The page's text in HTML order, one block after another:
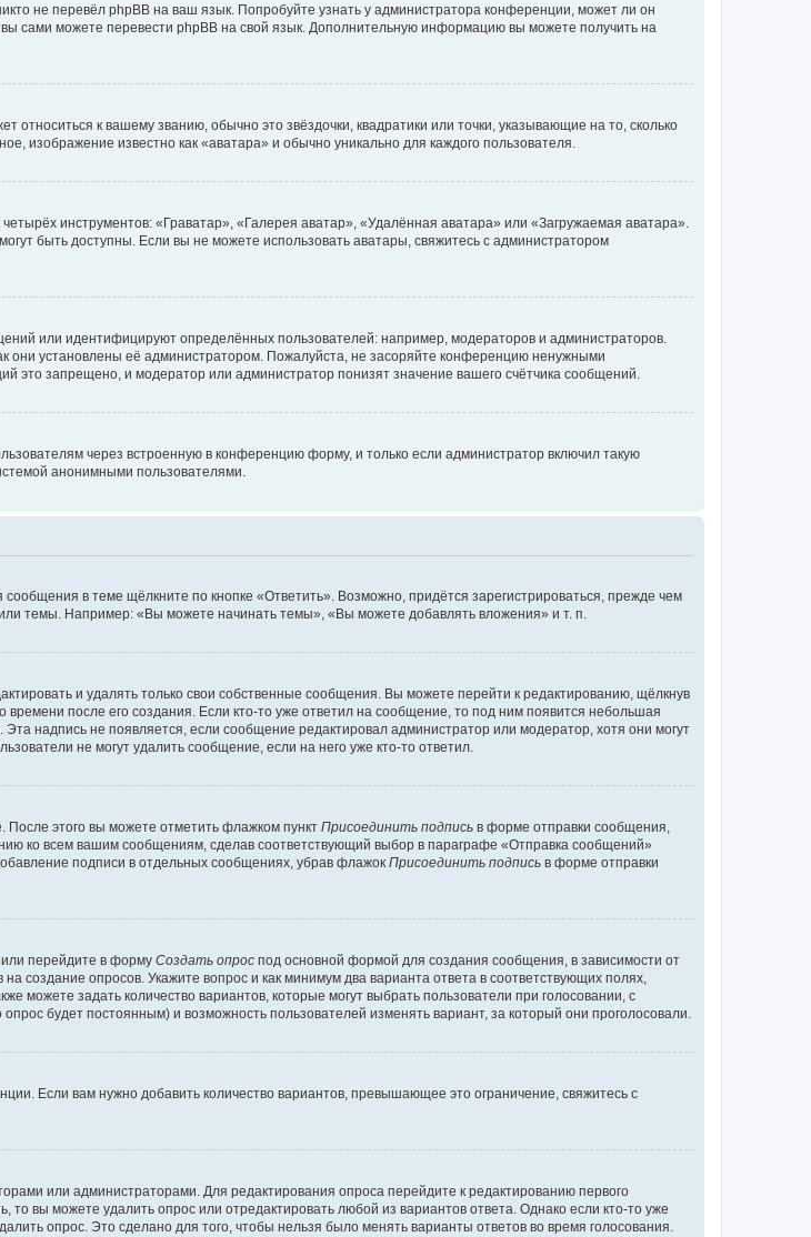
не перевёл phpBB на ваш язык. Попробуйте узнать у администратора конференции, может ли он
вы сами можете перевести phpBB на свой язык. Дополнительную информацию вы можете получить на
относиться к вашему званию, обычно это звёздочки, квадратики или точки, указывающие на то, сколько
изображение известно как «аватара» и обычно уникально для каждого пользователя.
инструментов: «Граватар», «Галерея аватар», «Удалённая аватара» или «Загружаемая аватара».
быть доступны. Если вы не можете использовать аватары, свяжитесь с администратором
или идентифицируют определённых пользователей: например, модераторов и администраторов.
установлены её администратором. Пожалуйста, не засоряйте конференцию ненужными
это запрещено, и модератор или администратор понизят значение вашего счётчика сообщений.
через встроенную в конференцию форму, и только если администратор включил такую
анонимными пользователями.
в теме щёлкните по кнопке «Ответить». Возможно, придётся зарегистрироваться, прежде чем
темы. Например: «Вы можете начинать темы», «Вы можете добавлять вложения» и т. п.
и удалять только свои собственные сообщения. Вы можете перейти к редактированию, щёлкнув
времени после его создания. Если кто-то уже ответил на сообщение, то под ним появится небольшая
надпись не появляется, если сообщение редактировал администратор или модератор, хотя они могут
не могут удалить сообщение, если на него уже кто-то ответил.
этого вы можете отметить флажком пункт Присоединить подпись в форме отправки сообщения,
ко всем вашим сообщениям, сделав соответствующий выбор в параграфе «Отправка сообщений»
подписи в отдельных сообщениях, убрав флажок Присоединить подпись в форме отправки
перейдите в форму Создать опрос под основной формой для создания сообщения, в зависимости от
создание опросов. Укажите вопрос и как минимум два варианта ответа в соответствующих полях,
можете задать количество вариантов, которые могут выбрать пользователи при голосовании, с
будет постоянным) и возможность пользователей изменять вариант, за который они проголосовали.
Если вам нужно добавить количество вариантов, превышающее это ограничение, свяжитесь с
или администраторами. Для редактирования опроса перейдите к редактированию первого
вы можете удалить опрос или отредактировать любой из вариантов ответа. Однако если кто-то уже
опрос. Это сделано для того, чтобы нельзя было менять варианты ответов во время голосования.